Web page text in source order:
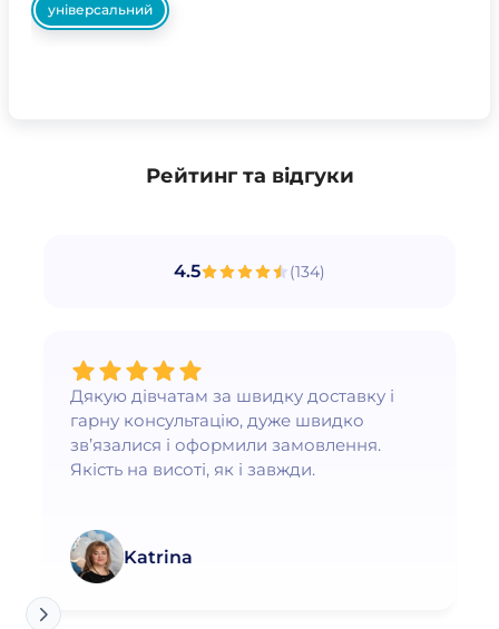
універсальний
Рейтинг та відгуки
4.5 (134)
Дякую дівчатам за швидку доставку і
гарну консультацію, дуже швидко
зв’язалися і оформили замовлення.
Якість на висоті, як і завжди.
Katrina